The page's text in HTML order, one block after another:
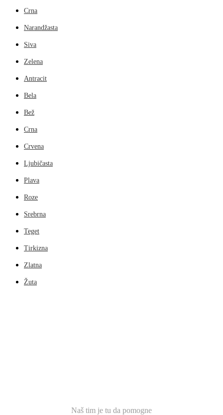
Crna
Narandžasta
Siva
Zelena
Antracit
Bela
Bež
Crna
Crvena
Ljubičasta
Plava
Roze
Srebrna
Teget
Tirkizna
Zlatna
Žuta
Naš tim je tu da pomogne